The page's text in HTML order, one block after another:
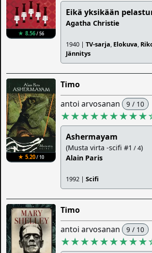
★ 8.56/ 56
Eikä yksikään
Agatha Christie
1940 |TV-sarja, Elokuva,
Jännitys
★ 5.20/ 10
Timo
antoi arvosanan 9 / 10
★★★★★★★★★
Ashermayam
(Musta virta -scifi #1 / 4)
Alain Paris
1992 |Scifi
Timo
antoi arvosanan 9 / 10
★★★★★★★★★